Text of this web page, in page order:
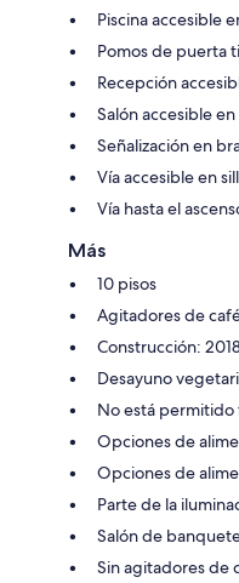
Piscina accesible
Pomos de puerta
Recepción
Salón accesible
Señalización en
Vía accesible en
Vía hasta el
Más
10 pisos
Agitadores de
Construcción:
Desayuno
No está permitido
Opciones de
Opciones de
Parte de la
Salón de
Sin agitadores de